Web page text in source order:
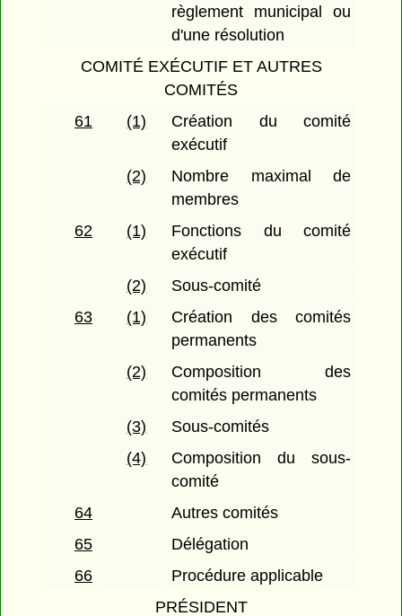
règlement municipal ou
d'une résolution
COMITÉ EXÉCUTIF ET AUTRES
COMITÉS
61
(1)
Création du comité
exécutif
(2)
Nombre maximal de
membres
62
(1)
Fonctions du comité
exécutif
(2)
Sous-comité
63
(1)
Création des comités
permanents
(2)
Composition des
comités permanents
(3)
Sous-comités
(4)
Composition du sous-
comité
64
Autres comités
65
Délégation
66
Procédure applicable
PRÉSIDENT